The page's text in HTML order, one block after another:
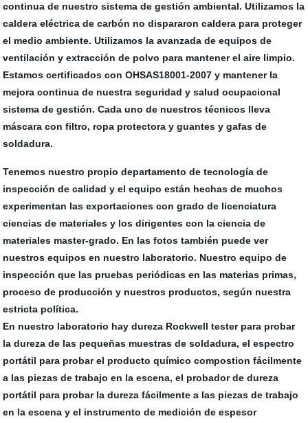
continua de nuestro sistema de gestión ambiental. Utilizamos la
caldera eléctrica de carbón no dispararon caldera para proteger
el medio ambiente. Utilizamos la avanzada de equipos de
ventilación y extracción de polvo para mantener el aire limpio.
Estamos certificados con OHSAS18001-2007 y mantener la
mejora continua de nuestra seguridad y salud ocupacional
sistema de gestión. Cada uno de nuestros técnicos lleva
máscara con filtro, ropa protectora y guantes y gafas de
soldadura.
Tenemos nuestro propio departamento de tecnología de
inspección de calidad y el equipo están hechas de muchos
experimentan las exportaciones con grado de licenciatura
ciencias de materiales y los dirigentes con la ciencia de
materiales master-grado. En las fotos también puede ver
nuestros equipos en nuestro laboratorio. Nuestro equipo de
inspección que las pruebas periódicas en las materias primas,
proceso de producción y nuestros productos, según nuestra
estricta política.
En nuestro laboratorio hay dureza Rockwell tester para probar
la dureza de las pequeñas muestras de soldadura, el espectro
portátil para probar el producto químico compostion fácilmente
a las piezas de trabajo en la escena, el probador de dureza
portátil para probar la dureza fácilmente a las piezas de trabajo
en la escena y el instrumento de medición de espesor